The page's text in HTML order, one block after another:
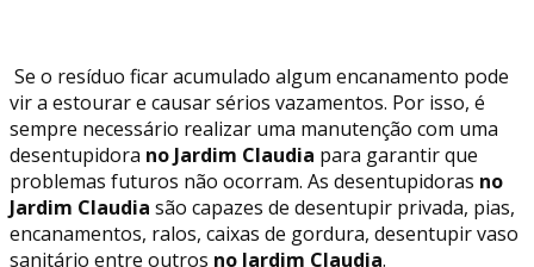
Se o resíduo ficar acumulado algum encanamento pode
vir a estourar e causar sérios vazamentos. Por isso, é
sempre necessário realizar uma manutenção com uma
desentupidora no Jardim Claudia para garantir que
problemas futuros não ocorram. As desentupidoras no
Jardim Claudia são capazes de desentupir privada, pias,
encanamentos, ralos, caixas de gordura, desentupir vaso
sanitário entre outros no Jardim Claudia.